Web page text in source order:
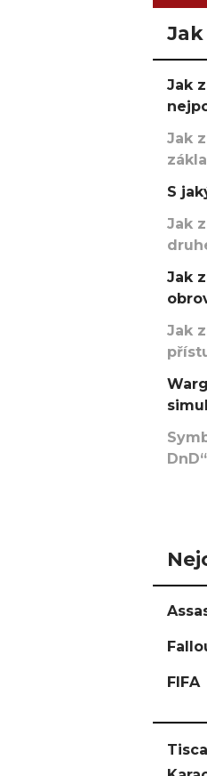
Jak
Jak
S
Jak
Jak
Jak
FIFA